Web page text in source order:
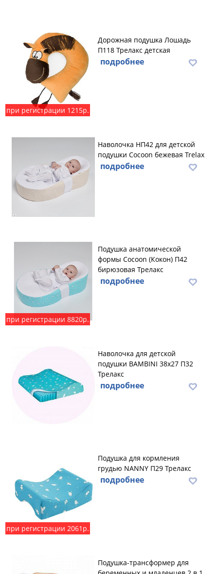
при регистрации 1215р.
Дорожная подушка Лошадь
П118 Трелакс детская
подробнее
Наволочка НП42 для детской
подушки Cocoon бежевая Trelax
подробнее
при регистрации 8820р.
Подушка анатомической
формы Cocoon (Кокон) П42
бирюзовая Трелакс
подробнее
Наволочка для детской
подушки BAMBINI 38х27 П32
Трелакс
подробнее
при регистрации 2061р.
Подушка для кормления
грудью NANNY П29 Трелакс
подробнее
Подушка-трансформер для